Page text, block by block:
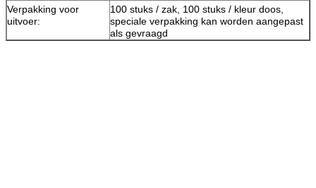
Verpakking voor
uitvoer:
100 stuks / zak, 100 stuks / kleur doos,
speciale verpakking kan worden aangepast
als gevraagd